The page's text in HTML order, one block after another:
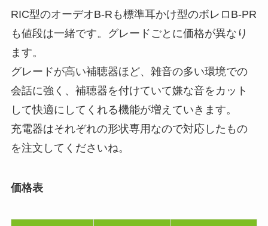
RIC型のオーデオB-Rも標準耳かけ型のボレロB-PR
も値段は一緒です。グレードごとに価格が異なり
ます。
グレードが高い補聴器ほど、雑音の多い環境での
会話に強く、補聴器を付けていて嫌な音をカット
して快適にしてくれる機能が増えていきます。
充電器はそれぞれの形状専用なので対応したもの
を注文してくださいね。
価格表